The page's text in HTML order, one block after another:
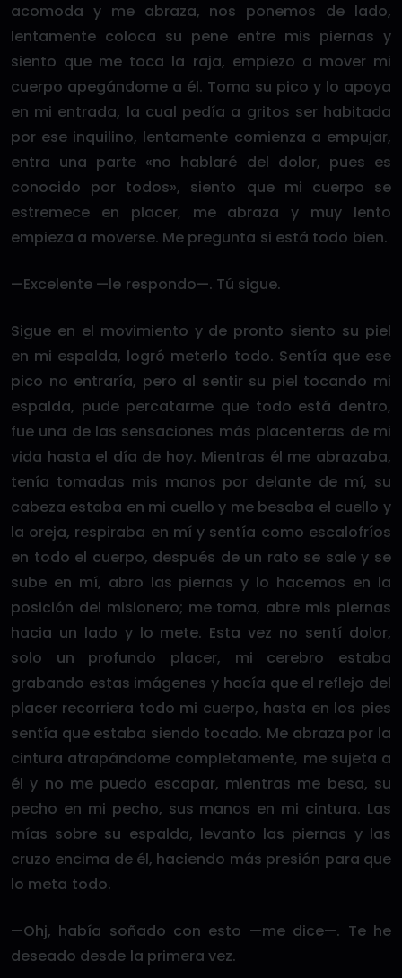
acomoda y me abraza, nos ponemos de lado,
lentamente coloca su pene entre mis piernas y
siento que me toca la raja, empiezo a mover mi
cuerpo apegándome a él. Toma su pico y lo apoya
en mi entrada, la cual pedía a gritos ser habitada
por ese inquilino, lentamente comienza a empujar,
entra una parte «no hablaré del dolor, pues es
conocido por todos», siento que mi cuerpo se
estremece en placer, me abraza y muy lento
empieza a moverse. Me pregunta si está todo bien.
—Excelente —le respondo—. Tú sigue.
Sigue en el movimiento y de pronto siento su piel
en mi espalda, logró meterlo todo. Sentía que ese
pico no entraría, pero al sentir su piel tocando mi
espalda, pude percatarme que todo está dentro,
fue una de las sensaciones más placenteras de mi
vida hasta el día de hoy. Mientras él me abrazaba,
tenía tomadas mis manos por delante de mí, su
cabeza estaba en mi cuello y me besaba el cuello y
la oreja, respiraba en mí y sentía como escalofríos
en todo el cuerpo, después de un rato se sale y se
sube en mí, abro las piernas y lo hacemos en la
posición del misionero; me toma, abre mis piernas
hacia un lado y lo mete. Esta vez no sentí dolor,
solo un profundo placer, mi cerebro estaba
grabando estas imágenes y hacía que el reflejo del
placer recorriera todo mi cuerpo, hasta en los pies
sentía que estaba siendo tocado. Me abraza por la
cintura atrapándome completamente, me sujeta a
él y no me puedo escapar, mientras me besa, su
pecho en mi pecho, sus manos en mi cintura. Las
mías sobre su espalda, levanto las piernas y las
cruzo encima de él, haciendo más presión para que
lo meta todo.
—Ohj, había soñado con esto —me dice—. Te he
deseado desde la primera vez.